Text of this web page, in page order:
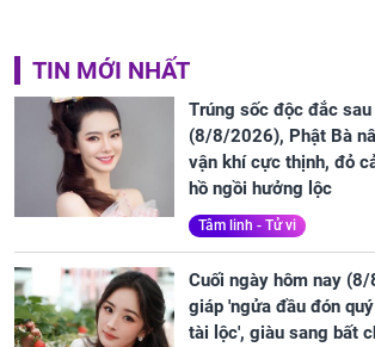
TIN MỚI NHẤT
Trúng sốc độc đắc
(8/8/2026), Phật Bà
vận khí cực thịnh, đỏ
hồ ngồi hưởng lộc
Tâm linh - Tử vi
Cuối ngày hôm nay
giáp 'ngửa đầu đón
tài lộc', giàu sang bất